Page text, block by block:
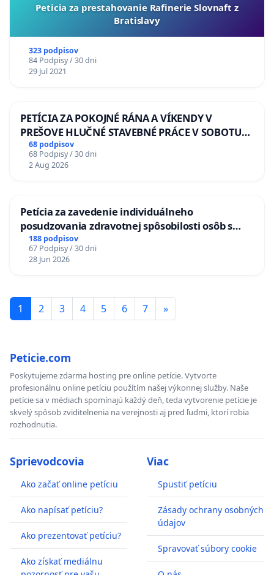
Peticia za prestahovanie Rafinerie Slovnaft z
Bratislavy
323 podpisov
84 Podpisy / 30 dni
29 Jul 2021
PETÍCIA ZA POKOJNÉ RÁNA A VÍKENDY V
PREŠOVE HLUČNÉ STAVEBNÉ PRÁCE V SOBOTU
LEN OD 9.00 DO 13.00 HOD., CEZ PRACOVNÝ
TÝŽDEŇ CIEĽ 8.00 – 18.00 HOD. A PRAVIDELNÁ
KONTROLA STAVBY C-AREA NA
68 podpisov
68 Podpisy / 30 dni
2 Aug 2026
Petícia za zavedenie individuálneho
posudzovania zdravotnej spôsobilosti osôb s
diabetom 1. a 2. typu pri prijímaní do
Policajného zboru SR
188 podpisov
67 Podpisy / 30 dni
28 Jun 2026
1 2 3 4 5 6 7 »
Peticie.com
Poskytujeme zdarma hosting pre online petície. Vytvorte
profesionálnu online petíciu použítím našej výkonnej služby. Naše
petície sa v médiach spomínajú každý deň, teda vytvorenie petície je
skvelý spôsob zviditelnenia na verejnosti aj pred ľudmi, ktorí robia
rozhodnutia.
Sprievodcovia
Ako začať online petíciu
Ako napísať petíciu?
Ako prezentovať petíciu?
Ako získať mediálnu
Viac
Spustiť petíciu
Zásady ochrany osobných
údajov
Spravovať súbory cookie